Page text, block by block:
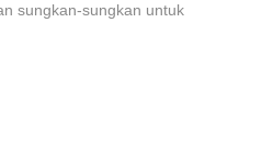
sungkan-sungkan untuk